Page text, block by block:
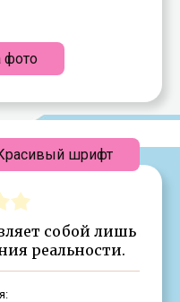
фото
собой лишь
реальности.
шрифт